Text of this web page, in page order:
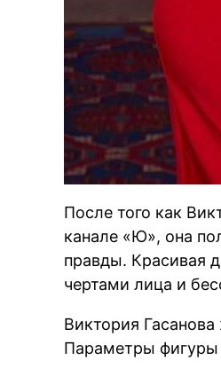
После того как
канале «Ю», она
правды. Красивая
чертами лица и
Виктория
Параметры фигуры